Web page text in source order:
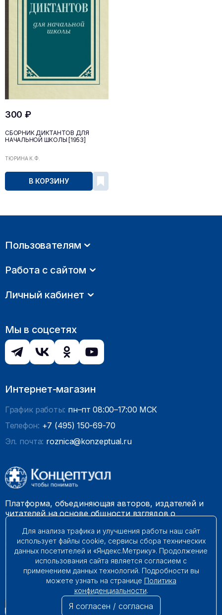
300 ₽
СБОРНИК ДИКТАНТОВ ДЛЯ
НАЧАЛЬНОЙ ШКОЛЫ [1953]
ТЮРИНА К.Ф.
В КОРЗИНУ
Пользователям
Работа с сайтом
Личный кабинет
Мы в соцсетях
Интернет-магазин
График работы: пн–пт 08:00–17:00 МСК
Телефон: +7 (495) 150-69-70
Эл. почта: roznica@konzeptual.ru
Платформа, объединяющая авторов, издателей и
читателей на основе общности взглядов о
гармоничного мироустройства. Наши книги можно
встретить на многих книготорговых площадках
России.
© 2009 – 2026. Все права защищены.
Для анализа трафика и улучшения работы наш сайт
использует файлы cookie, сервисы сбора технических
данных посетителей и «Яндекс.Метрику». Продолжение
использования сайта является согласием с
применением данных технологий. Подробности вы
можете узнать на странице Политика
конфиденциальности.
Я согласен / согласна